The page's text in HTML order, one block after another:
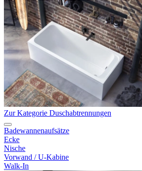
Zur Kategorie Duschabtrennungen
Badewannenaufsätze
Ecke
Nische
Vorwand / U-Kabine
Walk-In